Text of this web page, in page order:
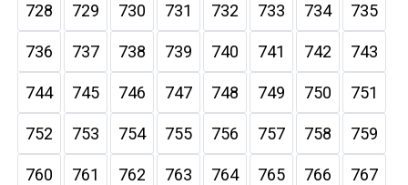
728 729 730 731 732 733 734 735
736 737 738 739 740 741 742 743
744 745 746 747 748 749 750 751
752 753 754 755 756 757 758 759
760 761 762 763 764 765 766 767